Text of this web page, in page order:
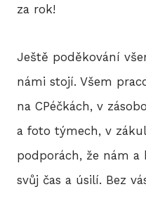
za rok!
Ještě poděkování
námi stojí. Všem
na CPéčkách, v
a foto týmech, v
podporách, že nám
svůj čas a úsilí. Bez